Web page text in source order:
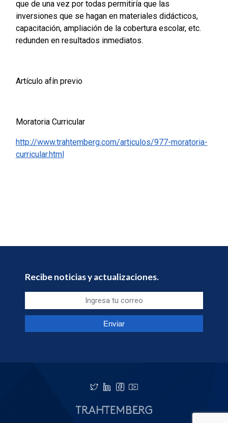
que de una vez por todas permitiría que las
inversiones que se hagan en materiales didácticos,
capacitación, ampliación de la cobertura escolar, etc.
redunden en resultados inmediatos.
Artículo afín previo
Moratoria Curricular
http://www.trahtemberg.com/articulos/977-moratoria-
curricular.html
Recibe noticias y actualizaciones.